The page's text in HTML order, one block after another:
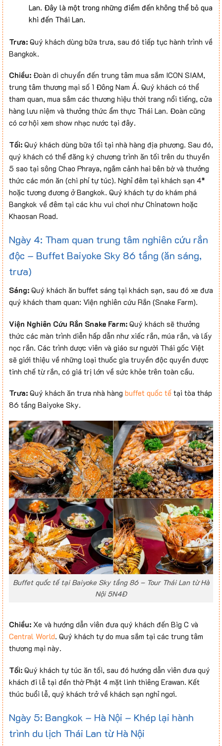
Lan. Đây là một trong những điểm đến không thể bỏ qua
khi đến Thái Lan.
Trưa: Quý khách dùng bữa trưa, sau đó tiếp tục hành trình về
Bangkok.
Chiều: Đoàn di chuyển đến trung tâm mua sắm ICON SIAM,
trung tâm thương mại số 1 Đông Nam Á. Quý khách có thể
tham quan, mua sắm các thương hiệu thời trang nổi tiếng, cửa
hàng lưu niệm và thưởng thức ẩm thực Thái Lan. Đoàn cũng
có cơ hội xem show nhạc nước tại đây.
Tối: Quý khách dùng bữa tối tại nhà hàng địa phương. Sau đó,
quý khách có thể đăng ký chương trình ăn tối trên du thuyền
5 sao tại sông Chao Phraya, ngắm cảnh hai bên bờ và thưởng
thức các món ăn (chi phí tự túc). Nghỉ đêm tại khách sạn 4*
hoặc tương đương ở Bangkok. Quý khách tự do khám phá
Bangkok về đêm tại các khu vui chơi như Chinatown hoặc
Khaosan Road.
Ngày 4: Tham quan trung tâm nghiên cứu rắn
độc – Buffet Baiyoke Sky 86 tầng (ăn sáng,
trưa)
Sáng: Quý khách ăn buffet sáng tại khách sạn, sau đó xe đưa
quý khách tham quan: Viện nghiên cứu Rắn (Snake Farm).
Viện Nghiên Cứu Rắn Snake Farm: Quý khách sẽ thưởng
thức các màn trình diễn hấp dẫn như xiếc rắn, múa rắn, và lấy
nọc rắn. Các trình dược viên và giáo sư người Thái gốc Việt
sẽ giới thiệu về những loại thuốc gia truyền độc quyền được
tinh chế từ rắn, có giá trị lớn về sức khỏe trên toàn cầu.
Trưa: Quý khách ăn trưa nhà hàng buffet quốc tế tại tòa tháp
86 tầng Baiyoke Sky.
Buffet quốc tế tại Baiyoke Sky tầng 86 – Tour Thái Lan từ Hà
Nội 5N4Đ
Chiều: Xe và hướng dẫn viên đưa quý khách đến Big C và
Central World. Quý khách tự do mua sắm tại các trung tâm
thương mại này.
Tối: Quý khách tự túc ăn tối, sau đó hướng dẫn viên đưa quý
khách đi lễ tại đền thờ Phật 4 mặt linh thiêng Erawan. Kết
thúc buổi lễ, quý khách trở về khách sạn nghỉ ngơi.
Ngày 5: Bangkok – Hà Nội – Khép lại hành
trình du lịch Thái Lan từ Hà Nội